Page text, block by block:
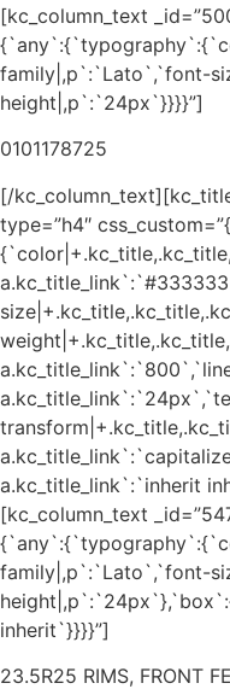
[kc_column_text
family|,p`:`Lato`,`font-
height|,p`:`24px`}}}}”]
0101178725
[/
type=”h4″
a.kc_title_link`:`inherit
[kc_column_text
family|,p`:`Lato`,`font-
inherit`}}}}”]
23.5R25 RIMS, FRONT